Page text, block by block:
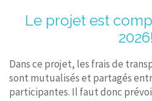
Le projet est
2026!
Dans ce projet, les frais de
sont mutualisés et partagés
participantes. Il faut donc